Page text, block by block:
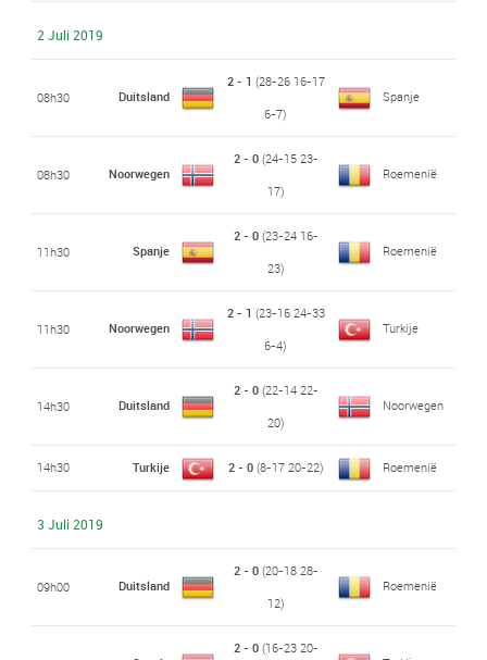
2 Juli 2019
08h30 Duitsland
2 - 1 (28-26 16-17
6-7)
Spanje
08h30 Noorwegen
2 - 0(24-15 23-
17)
Roemenië
11h30 Spanje
2 - 0(23-24 16-
23)
Roemenië
11h30 Noorwegen
2 - 1 (23-16 24-33
6-4)
Turkije
14h30 Duitsland
2 - 0(22-14 22-
20)
Noorwegen
14h30 Turkije 2 - 0(8-17 20-22) Roemenië
3 Juli 2019
09h00 Duitsland
2 - 0(20-18 28-
12)
Roemenië
2 - 0(16-23 20-